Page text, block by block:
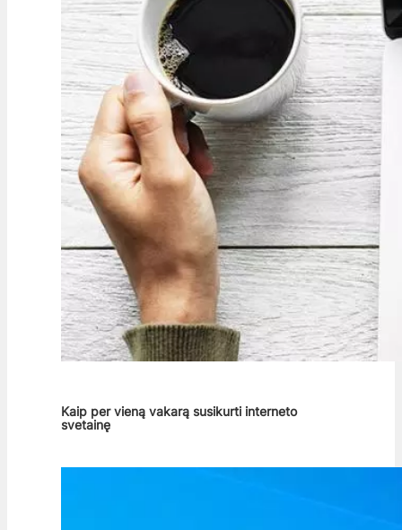
Kaip per vieną vakarą susikurti interneto
svetainę